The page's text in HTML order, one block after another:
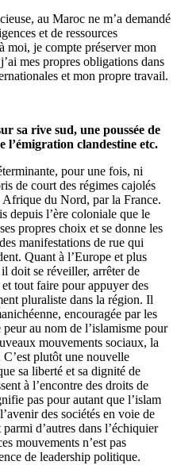
au Maroc ne m’a demandé
et de ressources
moi, je compte préserver mon
mes propres obligations dans
et mon propre travail.
sa rive sud, une poussée de
l’émigration clandestine etc.
pour une fois, ni
de court des régimes cajolés
du Nord, par la France.
depuis l’ère coloniale que le
propres choix et se donne les
manifestations de rue qui
Quant à l’Europe et plus
doit se réveiller, arrêter de
tout faire pour appuyer des
pluraliste dans la région. Il
encouragée par les
au nom de l’islamisme pour
mouvements sociaux, la
plutôt une nouvelle
sa liberté et sa dignité de
à l’encontre des droits de
pas pour autant que l’islam
des sociétés en voie de
d’autres dans l’échiquier
mouvements n’est pas
de leadership politique.